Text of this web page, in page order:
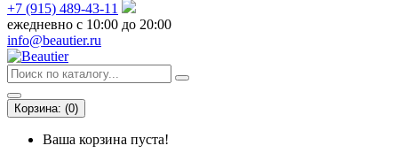
+7 (915) 489-43-11
ежедневно с 10:00 до 20:00
info@beautier.ru
Корзина: (0)
Ваша корзина пуста!